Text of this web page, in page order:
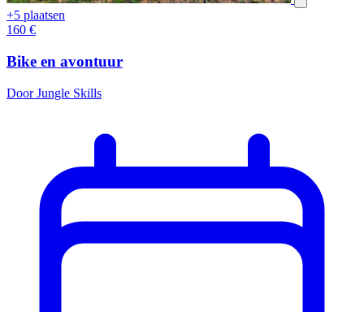
+5 plaatsen
160 €
Bike en avontuur
Door Jungle Skills